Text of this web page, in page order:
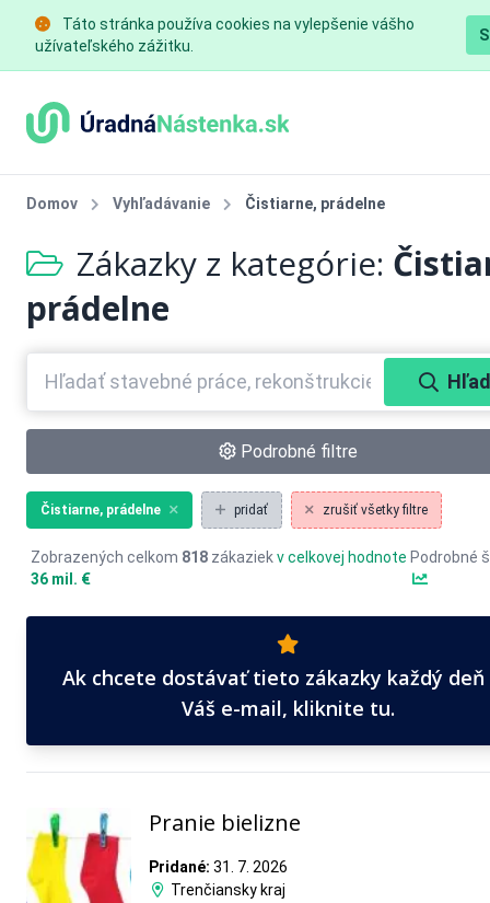
Táto stránka používa cookies na vylepšenie vášho
užívateľského zážitku.
Domov Vyhľadávanie Čistiarne, prádelne
Zákazky z kategórie:
prádelne
Podrobné filtre
Čistiarne, prádelne pridať zrušiť všetky filtre
Zobrazených celkom 818 zákaziekv celkovej hodnote
36 mil. €
Podrobné
Ak chcete dostávať tieto zákazky každý deň
Váš e-mail, kliknite tu.
Pranie bielizne
Pridané: 31. 7. 2026
Trenčiansky kraj